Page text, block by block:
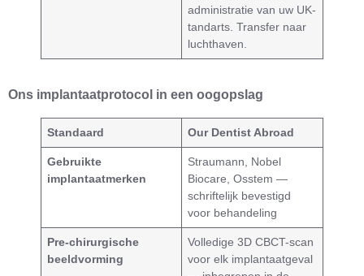
administratie van uw UK-
tandarts. Transfer naar
luchthaven.
Ons implantaatprotocol in een oogopslag
Standaard Our Dentist Abroad
Gebruikte
implantaatmerken
Straumann, Nobel
Biocare, Osstem —
schriftelijk bevestigd
voor behandeling
Pre-chirurgische
beeldvorming
Volledige 3D CBCT-scan
voor elk implantaatgeval